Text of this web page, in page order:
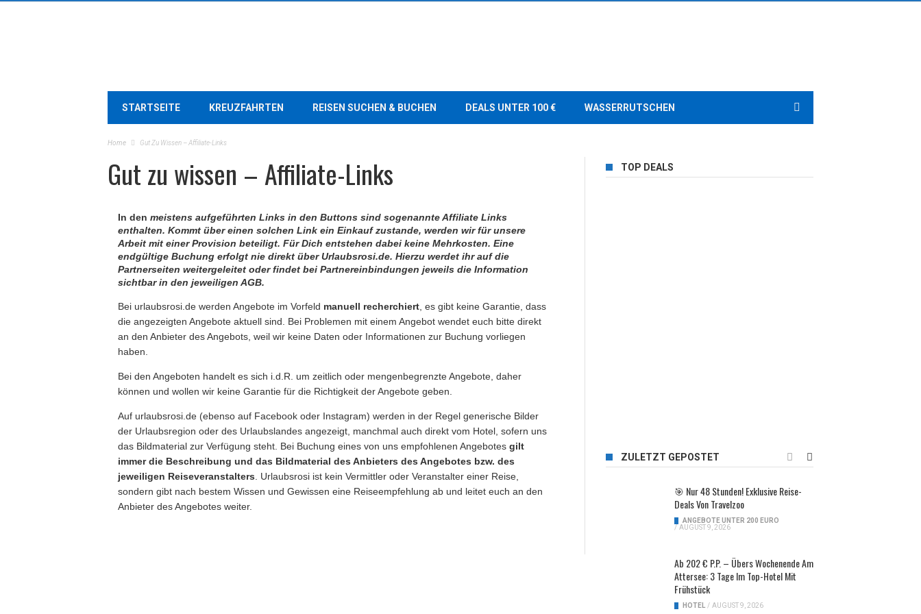
STARTSEITE KREUZFAHRTEN REISEN SUCHEN & BUCHEN DEALS UNTER 100 € WASSERRUTSCHEN
Home Gut Zu Wissen – Affiliate-Links
Gut zu wissen – Affiliate-Links
In den meistens aufgeführten Links in den Buttons sind sogenannte Affiliate Links
enthalten. Kommt über einen solchen Link ein Einkauf zustande, werden wir für unsere
Arbeit mit einer Provision beteiligt. Für Dich entstehen dabei keine Mehrkosten. Eine
endgültige Buchung erfolgt nie direkt über Urlaubsrosi.de. Hierzu werdet ihr auf die
Partnerseiten weitergeleitet oder findet bei Partnereinbindungen jeweils die Information
sichtbar in den jeweiligen AGB.
Bei urlaubsrosi.de werden Angebote im Vorfeld manuell recherchiert , es gibt keine Garantie, dass
die angezeigten Angebote aktuell sind. Bei Problemen mit einem Angebot wendet euch bitte direkt
an den Anbieter des Angebots, weil wir keine Daten oder Informationen zur Buchung vorliegen
haben.
Bei den Angeboten handelt es sich i.d.R. um zeitlich oder mengenbegrenzte Angebote, daher
können und wollen wir keine Garantie für die Richtigkeit der Angebote geben.
Auf urlaubsrosi.de (ebenso auf Facebook oder Instagram) werden in der Regel generische Bilder
der Urlaubsregion oder des Urlaubslandes angezeigt, manchmal auch direkt vom Hotel, sofern uns
das Bildmaterial zur Verfügung steht. Bei Buchung eines von uns empfohlenen Angebotes gilt
immer die Beschreibung und das Bildmaterial des Anbieters des Angebotes bzw. des
jeweiligen Reiseveranstalters . Urlaubsrosi ist kein Vermittler oder Veranstalter einer Reise,
sondern gibt nach bestem Wissen und Gewissen eine Reiseempfehlung ab und leitet euch an den
Anbieter des Angebotes weiter.
TOP DEALS
ZULETZT GEPOSTET
🎯 Nur 48 Stunden! Exklusive Reise-
Deals Von Travelzoo
ANGEBOTE UNTER 200 EURO
/ AUGUST 9, 2026
Ab 202 € P.P. – Übers Wochenende Am
Attersee: 3 Tage Im Top-Hotel Mit
Frühstück
HOTEL / AUGUST 9, 2026